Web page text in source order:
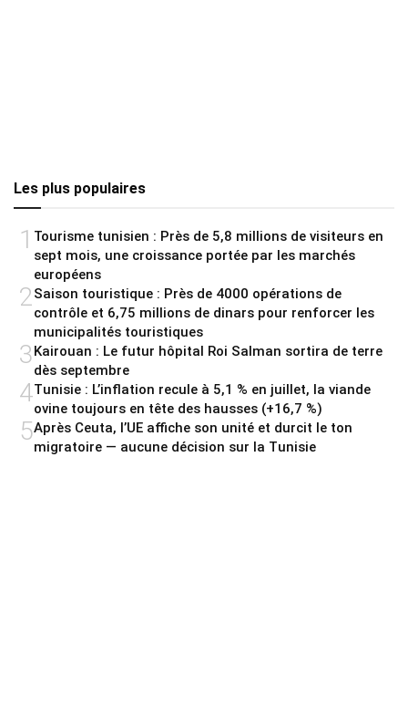
Les plus populaires
1 Tourisme tunisien : Près de 5,8 millions de visiteurs en
sept mois, une croissance portée par les marchés
européens
2Saison touristique : Près de 4000 opérations de
contrôle et 6,75 millions de dinars pour renforcer les
municipalités touristiques
3Kairouan : Le futur hôpital Roi Salman sortira de terre
dès septembre
4Tunisie : L’inflation recule à 5,1 % en juillet, la viande
ovine toujours en tête des hausses (+16,7 %)
5Après Ceuta, l’UE affiche son unité et durcit le ton
migratoire — aucune décision sur la Tunisie